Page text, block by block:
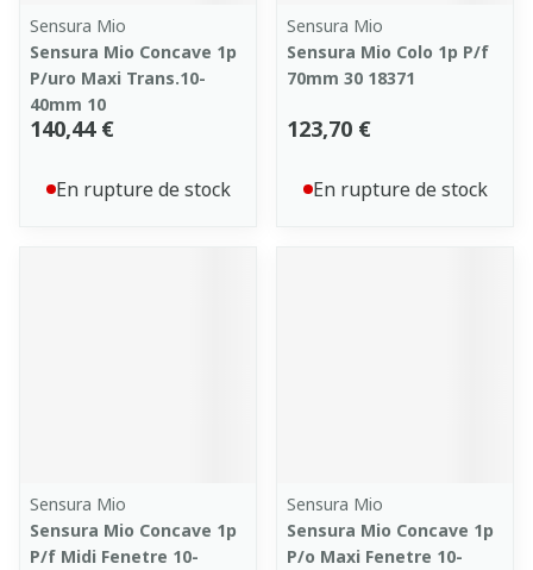
Sensura Mio
Sensura Mio Concave 1p
P/uro Maxi Trans.10-
40mm 10
140,44 €
En rupture de stock
Sensura Mio
Sensura Mio Colo 1p P/f
70mm 30 18371
123,70 €
En rupture de stock
Sensura Mio
Sensura Mio Concave 1p
P/f Midi Fenetre 10-
Sensura Mio
Sensura Mio Concave 1p
P/o Maxi Fenetre 10-